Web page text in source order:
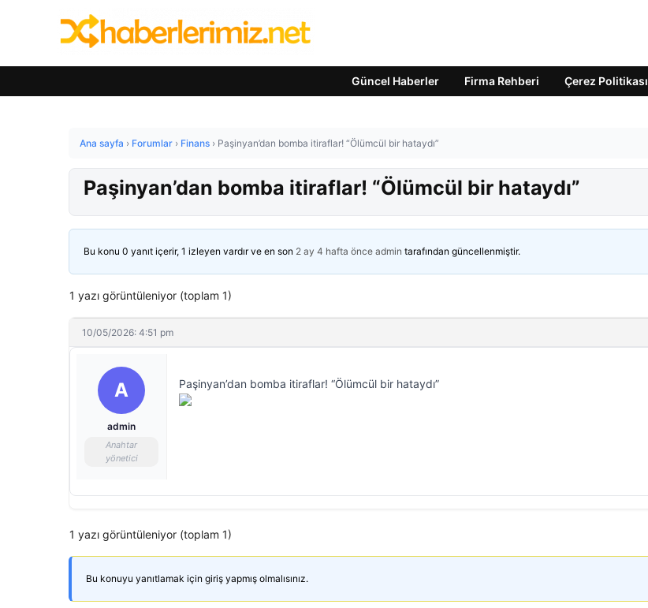
Güncel Haberler Firma Rehberi Çerez Politikası
Ana sayfa › Forumlar › Finans › Paşinyan’dan bomba itiraflar! “Ölümcül bir hataydı”
Paşinyan’dan bomba itiraflar! “Ölümcül bir hataydı”
Bu konu 0 yanıt içerir, 1 izleyen vardır ve en son 2 ay 4 hafta önce admin tarafından güncellenmiştir.
1 yazı görüntüleniyor (toplam 1)
10/05/2026: 4:51 pm
A
admin
Anahtar
yönetici
Paşinyan’dan bomba itiraflar! “Ölümcül bir hataydı”
1 yazı görüntüleniyor (toplam 1)
Bu konuyu yanıtlamak için giriş yapmış olmalısınız.